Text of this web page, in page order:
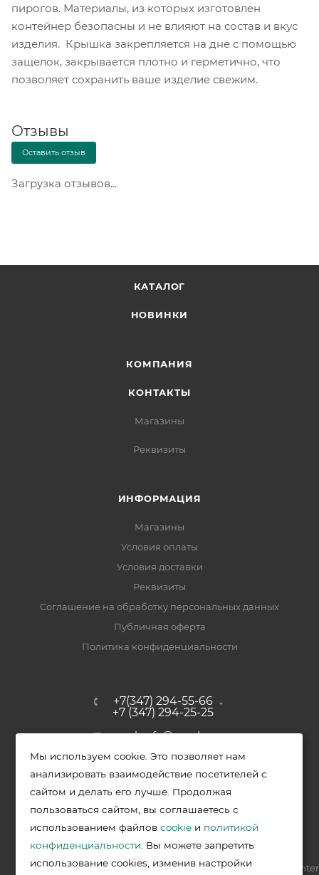
пирогов. Материалы, из которых изготовлен
контейнер безопасны и не влияют на состав и вкус
изделия. Крышка закрепляется на дне с помощью
защелок, закрывается плотно и герметично, что
позволяет сохранить ваше изделие свежим.
Отзывы
Оставить отзыв
Загрузка отзывов...
КАТАЛОГ
НОВИНКИ
КОМПАНИЯ
КОНТАКТЫ
Магазины
Реквизиты
ИНФОРМАЦИЯ
Магазины
Условия оплаты
Условия доставки
Реквизиты
Соглашение на обработку персональных данных
Публичная оферта
Политика конфиденциальности
+7(347) 294-55-66
+7 (347) 294-25-25
upak-ufa@yandex.ru
Уфимский район, с. Зубово, ул.
Полевая, д. 44/2, к. 2
2026 © Меркурий - упаковочная продукция от ведущих
производителей в Уфе
Разработка —
VIS.center
Мы используем cookie. Это позволяет нам
анализировать взаимодействие посетителей с
сайтом и делать его лучше. Продолжая
пользоваться сайтом, вы соглашаетесь с
использованием файловcookie и политикой
конфиденциальности . Вы можете запретить
использование cookies, изменив настройки